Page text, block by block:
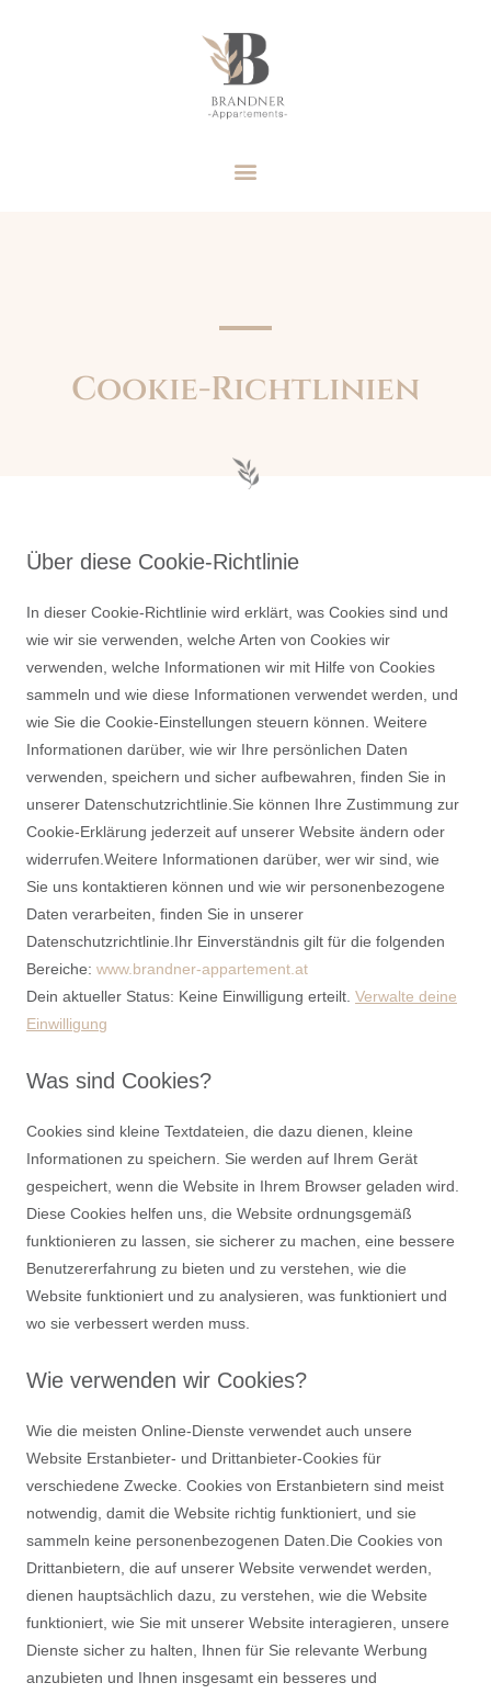
Cookie-Richtlinien
Über diese Cookie-Richtlinie
In dieser Cookie-Richtlinie wird erklärt, was Cookies sind und
wie wir sie verwenden, welche Arten von Cookies wir
verwenden, welche Informationen wir mit Hilfe von Cookies
sammeln und wie diese Informationen verwendet werden, und
wie Sie die Cookie-Einstellungen steuern können. Weitere
Informationen darüber, wie wir Ihre persönlichen Daten
verwenden, speichern und sicher aufbewahren, finden Sie in
unserer Datenschutzrichtlinie.Sie können Ihre Zustimmung zur
Cookie-Erklärung jederzeit auf unserer Website ändern oder
widerrufen.Weitere Informationen darüber, wer wir sind, wie
Sie uns kontaktieren können und wie wir personenbezogene
Daten verarbeiten, finden Sie in unserer
Datenschutzrichtlinie.Ihr Einverständnis gilt für die folgenden
Bereiche: www.brandner-appartement.at
Dein aktueller Status: Keine Einwilligung erteilt. Verwalte deine
Einwilligung
Was sind Cookies?
Cookies sind kleine Textdateien, die dazu dienen, kleine
Informationen zu speichern. Sie werden auf Ihrem Gerät
gespeichert, wenn die Website in Ihrem Browser geladen wird.
Diese Cookies helfen uns, die Website ordnungsgemäß
funktionieren zu lassen, sie sicherer zu machen, eine bessere
Benutzererfahrung zu bieten und zu verstehen, wie die
Website funktioniert und zu analysieren, was funktioniert und
wo sie verbessert werden muss.
Wie verwenden wir Cookies?
Wie die meisten Online-Dienste verwendet auch unsere
Website Erstanbieter- und Drittanbieter-Cookies für
verschiedene Zwecke. Cookies von Erstanbietern sind meist
notwendig, damit die Website richtig funktioniert, und sie
sammeln keine personenbezogenen Daten.Die Cookies von
Drittanbietern, die auf unserer Website verwendet werden,
dienen hauptsächlich dazu, zu verstehen, wie die Website
funktioniert, wie Sie mit unserer Website interagieren, unsere
Dienste sicher zu halten, Ihnen für Sie relevante Werbung
anzubieten und Ihnen insgesamt ein besseres und